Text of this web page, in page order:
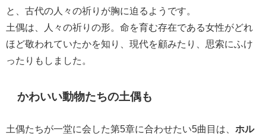
と、古代の人々の祈りが胸に迫るようです。
土偶は、人々の祈りの形。命を育む存在である女性がどれ
ほど敬われていたかを知り、現代を顧みたり、思索にふけ
ったりもしました。
かわいい動物たちの土偶も
土偶たちが一堂に会した第5章に合わせたい5曲目は、 ホル